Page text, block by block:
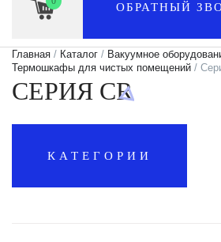
ОБРАТНЫЙ
Главная / Каталог / Вакуумное
Термошкафы для чистых помещений /
СЕРИЯ CR
КАТЕГОРИИ